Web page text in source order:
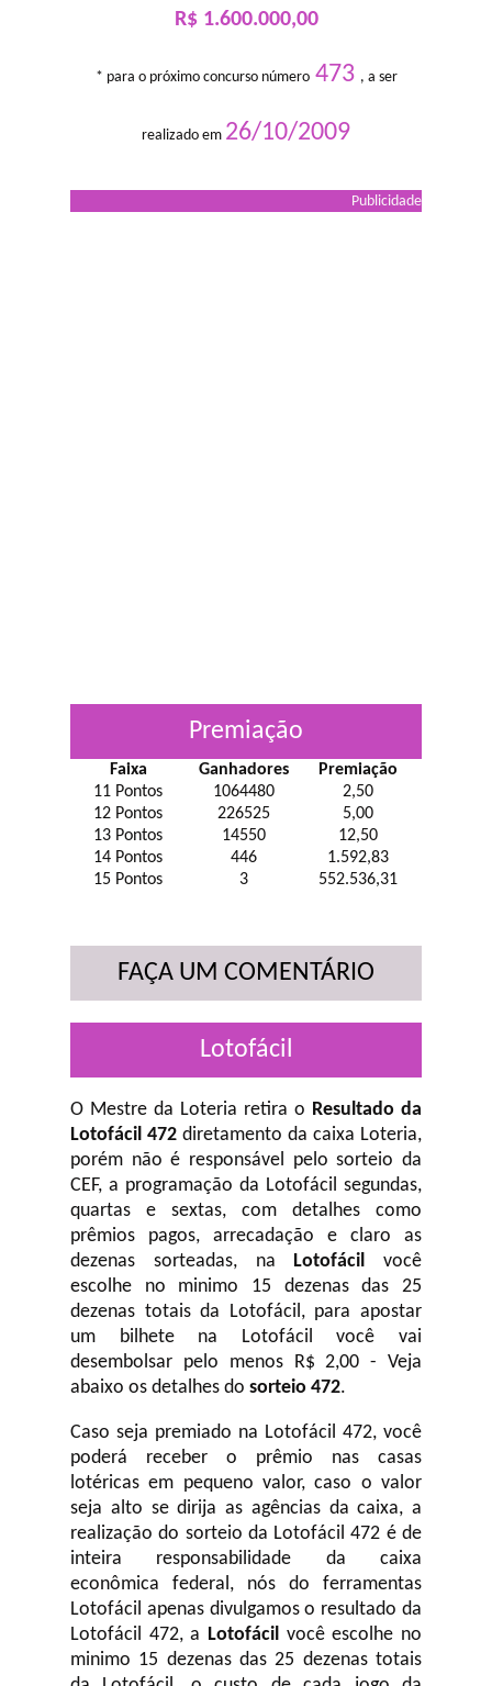
R$ 1.600.000,00
* para o próximo concurso número473 , a ser
realizado em 26/10/2009
Publicidade
Premiação
Faixa Ganhadores
Premiação
11 Pontos
1064480
2,50
12 Pontos
226525
5,00
13 Pontos
14550
12,50
14 Pontos
446
1.592,83
15 Pontos
3 552.536,31
FAÇA UM COMENTÁRIO
Lotofácil
O Mestre da Loteria retira o Resultado da
Lotofácil 472 diretamento da caixa Loteria,
porém não é responsável pelo sorteio da
CEF, a programação da Lotofácil segundas,
quartas e sextas, com detalhes como
prêmios pagos, arrecadação e claro as
dezenas sorteadas, na Lotofácil você
escolhe no minimo 15 dezenas das 25
dezenas totais da Lotofácil, para apostar
um bilhete na Lotofácil você vai
desembolsar pelo menos R$ 2,00 - Veja
abaixo os detalhes do sorteio 472.
Caso seja premiado na Lotofácil 472, você
poderá receber o prêmio nas casas
lotéricas em pequeno valor, caso o valor
seja alto se dirija as agências da caixa, a
realização do sorteio da Lotofácil 472 é de
inteira responsabilidade da caixa
econômica federal, nós do ferramentas
Lotofácil apenas divulgamos o resultado da
Lotofácil 472, a Lotofácil você escolhe no
minimo 15 dezenas das 25 dezenas totais